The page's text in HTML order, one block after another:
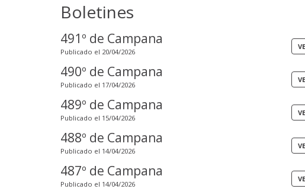
Boletines
491º de Campana
Publicado el 20/04/2026
490º de Campana
Publicado el 17/04/2026
489º de Campana
Publicado el 15/04/2026
488º de Campana
Publicado el 14/04/2026
487º de Campana
Publicado el 14/04/2026